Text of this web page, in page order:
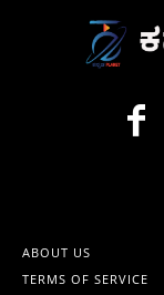
ABOUT US
TERMS OF SERVICE